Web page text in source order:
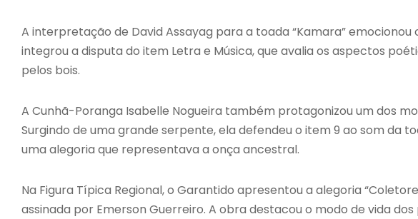
A interpretação de David Assayag para a toada “Kamara”
integrou a disputa do item Letra e Música, que avalia os aspectos
pelos bois.
A Cunhã-Poranga Isabelle Nogueira também protagonizou um dos
Surgindo de uma grande serpente, ela defendeu o item 9 ao som da
uma alegoria que representava a onça ancestral.
Na Figura Típica Regional, o Garantido apresentou a alegoria
assinada por Emerson Guerreiro. A obra destacou o modo de vida